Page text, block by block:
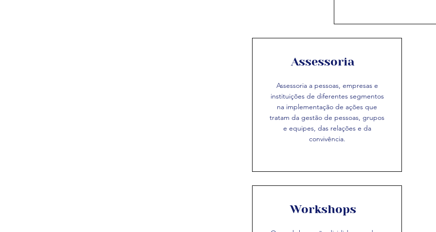
Assessoria
Assessoria a pessoas, empresas e
instituições de diferentes segmentos
na implementação de ações que
tratam da gestão de pessoas, grupos
e equipes, das relações e da
convivência.
Workshops